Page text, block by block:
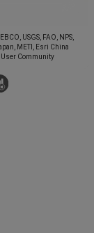
USGS, FAO, NPS,
METI, Esri China
User Community